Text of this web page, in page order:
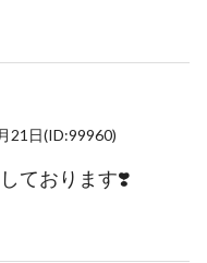
21日(ID:99960)
ております❣️